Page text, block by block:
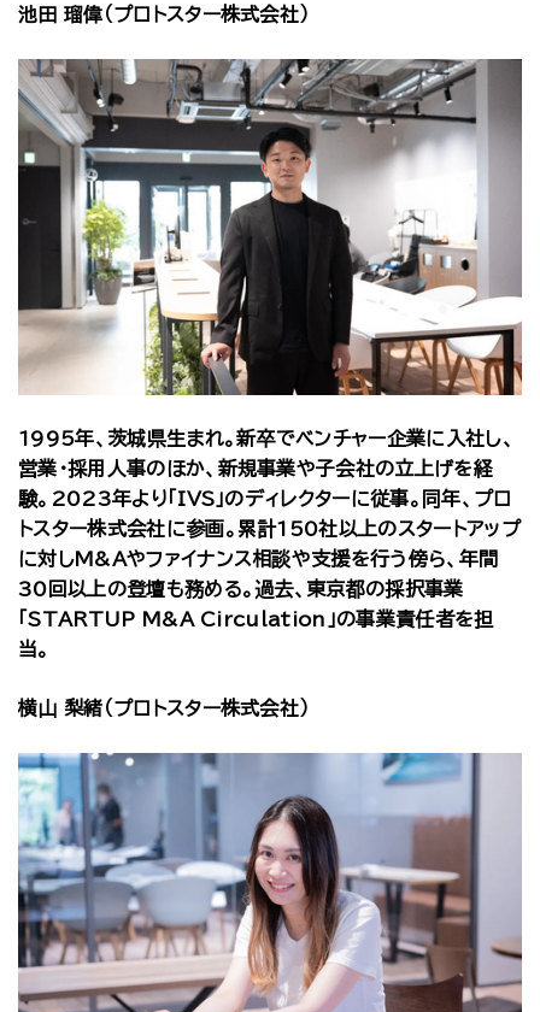
池田 瑠偉（プロトスター株式会社）
1995年、茨城県生まれ。新卒でベンチャー企業に入社し、
営業・採用人事のほか、新規事業や子会社の立上げを経
験。2023年より「IVS」のディレクターに従事。同年、プロ
トスター株式会社に参画。累計150社以上のスタートアップ
に対しM&Aやファイナンス相談や支援を行う傍ら、年間
30回以上の登壇も務める。過去、東京都の採択事業
「STARTUP M&A Circulation」の事業責任者を担
当。
横山 梨緒（プロトスター株式会社）